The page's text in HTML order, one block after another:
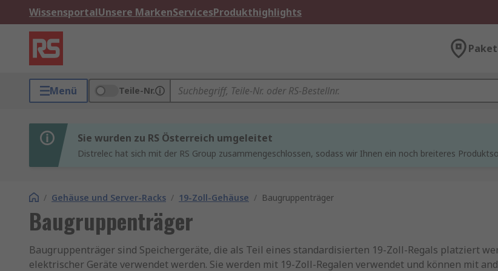
WissensportalUnsere MarkenServicesProdukthighlights
Menü Teile-Nr.
Sie wurden zu RS Österreich umgeleitet
Distrelec hat sich mit der RS Group zusammengeschlossen, sodass wir Ihnen ein noch breiteres
/ Gehäuse und Server-Racks / 19-Zoll-Gehäuse / Baugruppenträger
Baugruppenträger
Baugruppenträger sind Speichergeräte, die als Teil eines standardisierten 19-Zoll-Regals platziert
elektrischer Geräte verwendet werden. Sie werden mit 19-Zoll-Regalen verwendet und können mit